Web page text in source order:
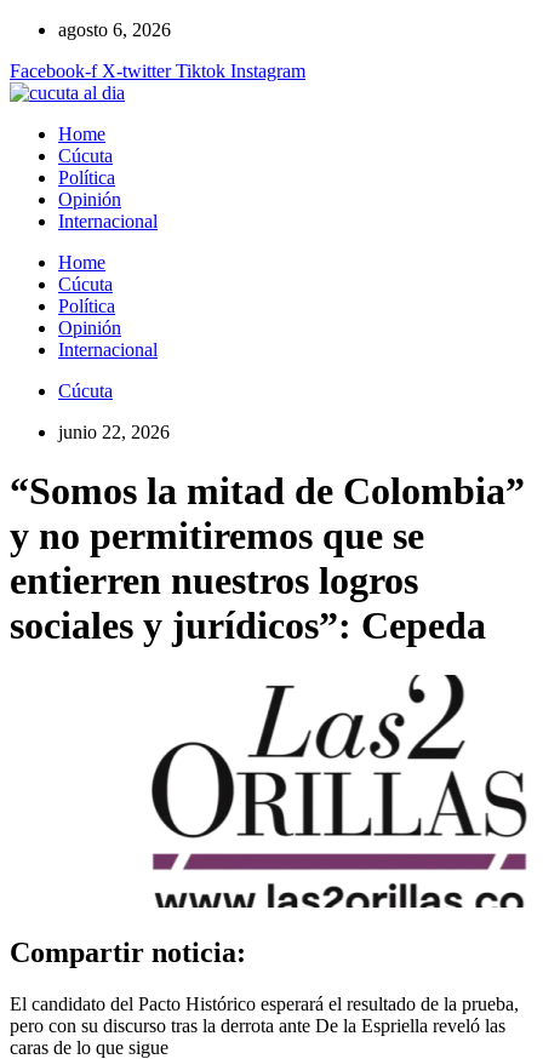
contenido
agosto 6, 2026
Facebook-f X-twitter Tiktok Instagram
Home
Cúcuta
Política
Opinión
Internacional
Home
Cúcuta
Política
Opinión
Internacional
Cúcuta
junio 22, 2026
“Somos la mitad de Colombia”
y no permitiremos que se
entierren nuestros logros
sociales y jurídicos”: Cepeda
Compartir noticia:
El candidato del Pacto Histórico esperará el resultado de la prueba,
pero con su discurso tras la derrota ante De la Espriella reveló las
caras de lo que sigue